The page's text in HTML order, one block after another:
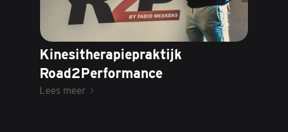
Kinesitherapiepraktijk
Road2Performance
Lees meer